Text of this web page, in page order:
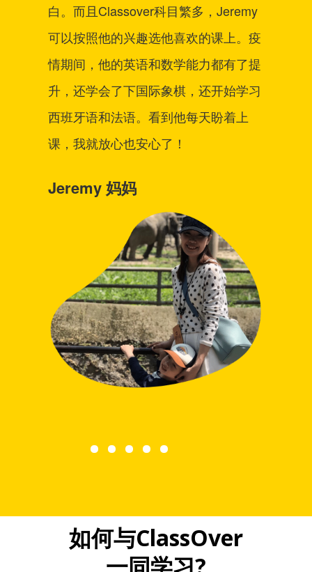
白。而且Classover科目繁多，Jeremy
可以按照他的兴趣选他喜欢的课上。疫
情期间，他的英语和数学能力都有了提
升，还学会了下国际象棋，还开始学习
西班牙语和法语。看到他每天盼着上
课，我就放心也安心了！
Jeremy 妈妈
如何与ClassOver